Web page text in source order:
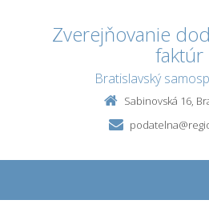
Zverejňovanie
faktúr
Bratislavský
Sabinovská 16,